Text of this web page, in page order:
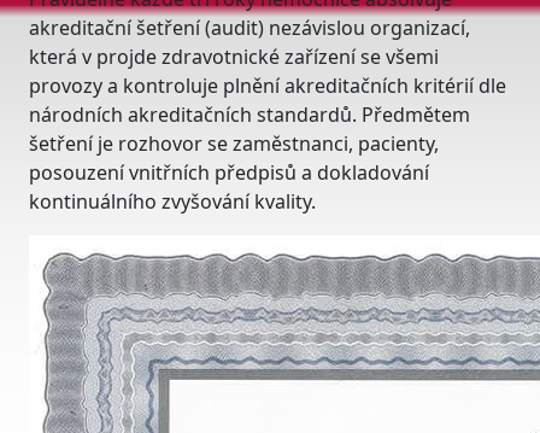
akreditační šetření (audit) nezávislou organizací,
která v projde zdravotnické zařízení se všemi
provozy a kontroluje plnění akreditačních kritérií dle
národních akreditačních standardů. Předmětem
šetření je rozhovor se zaměstnanci, pacienty,
posouzení vnitřních předpisů a dokladování
kontinuálního zvyšování kvality.